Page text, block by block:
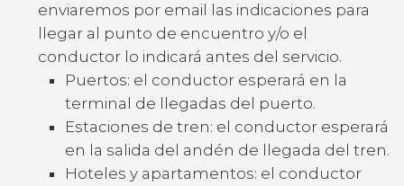
enviaremos por email las indicaciones para
llegar al punto de encuentro y/o el
conductor lo indicará antes del servicio.
Puertos: el conductor esperará en la
terminal de llegadas del puerto.
Estaciones de tren: el conductor esperará
en la salida del andén de llegada del tren.
Hoteles y apartamentos: el conductor